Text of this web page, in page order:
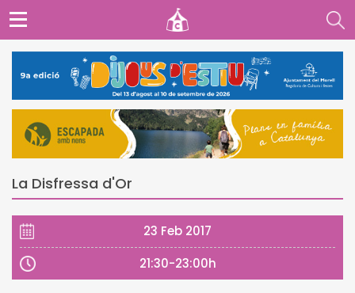
La Disfressa d'Or
23 Feb 2017
21:30-23:00h